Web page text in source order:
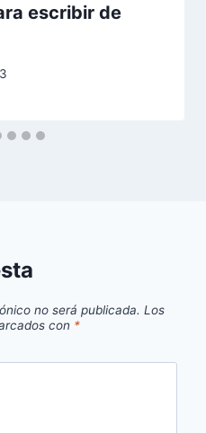
escribir de
no será publicada. Los
con *